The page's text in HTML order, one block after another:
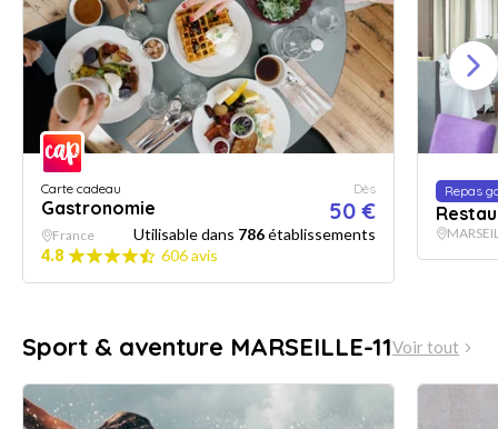
Carte cadeau
Gastronomie
Dès
50 €
France Utilisable dans 786établissements
4.8
606 avis
Repas
Sport & aventure MARSEILLE-11Voir tout